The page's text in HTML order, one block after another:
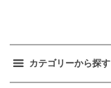
カテゴリーから探す